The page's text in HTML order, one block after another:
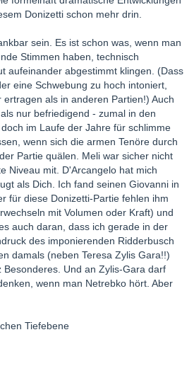
Donizetti schon mehr drin.
sein. Es ist schon was, wenn man
Stimmen haben, technisch
aufeinander abgestimmt klingen. (Dass
eine Schwebung zu hoch intoniert,
als in anderen Partien!) Auch
nur befriedigend - zumal in den
im Laufe der Jahre für schlimme
wenn sich die armen Tenöre durch
Partie quälen. Meli war sicher nicht
Niveau mit. D'Arcangelo hat mich
als Dich. Ich fand seinen Giovanni in
für diese Donizetti-Partie fehlen ihm
mit Volumen oder Kraft) und
auch daran, dass ich gerade in der
des imponierenden Ridderbusch
damals (neben Teresa Zylis Gara!!)
Und an Zylis-Gara darf
wenn man Netrebko hört. Aber
Tiefebene